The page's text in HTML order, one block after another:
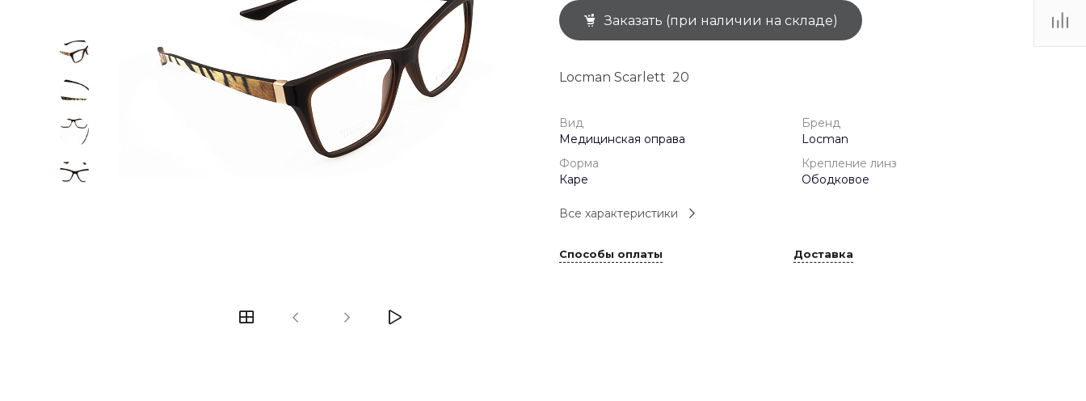
+7 (926) 092 4274
г. Королёв, пр-т
(0-9)
1 мая: 10:00-19:00
9 мая: 10:00-19:00
Заказать (при наличии на складе)
Locman Scarlett 20
Вид
Медицинская оправа
Бренд
Locman
Форма
Каре
Крепление линз
Ободковое
Все характеристики
Способы оплаты Доставка